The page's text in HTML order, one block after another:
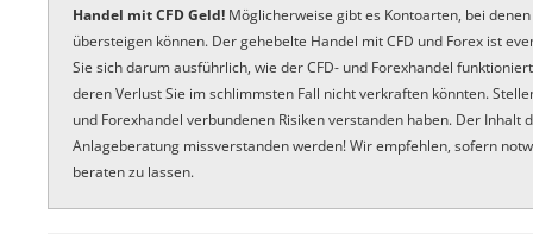
Handel mit CFD Geld! Möglicherweise gibt es Kontoarten, bei
übersteigen können. Der gehebelte Handel mit CFD und Forex ist
Sie sich darum ausführlich, wie der CFD- und Forexhandel
deren Verlust Sie im schlimmsten Fall nicht verkraften könnten.
und Forexhandel verbundenen Risiken verstanden haben. Der Inhalt
Anlageberatung missverstanden werden! Wir empfehlen, sofern
beraten zu lassen.